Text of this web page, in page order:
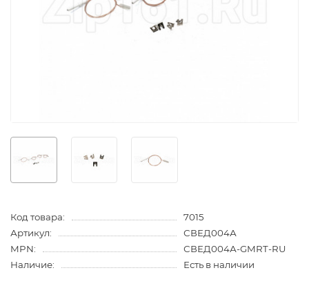
Код товара:
7015
Артикул:
СВЕД004А
MPN:
СВЕД004А-GMRT-RU
Наличие:
Есть в наличии